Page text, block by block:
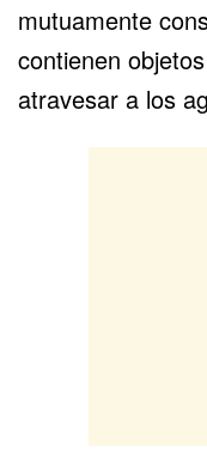
mutuamente
contienen
atravesar a los